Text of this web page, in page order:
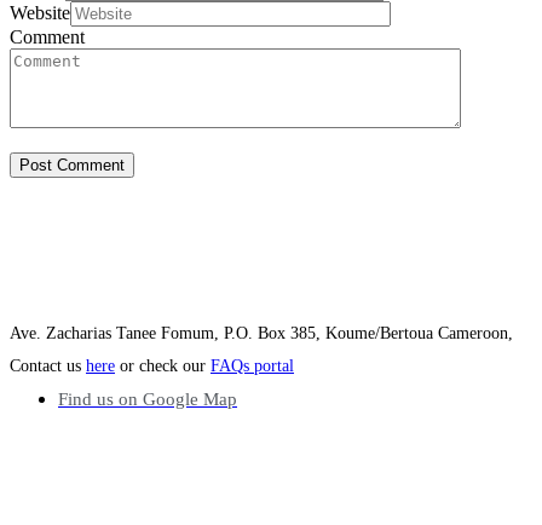
Website
Comment
Ave. Zacharias Tanee Fomum, P.O. Box 385, Koume/Bertoua Cameroon,
Contact us here or check our FAQs portal
Find us on Google Map